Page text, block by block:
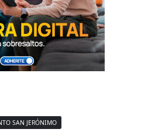
SAN JERÓNIMO